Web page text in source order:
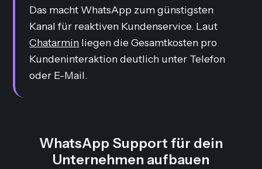
Das macht WhatsApp zum günstigsten
Kanal für reaktiven Kundenservice. Laut
Chatarmin liegen die Gesamtkosten pro
Kundeninteraktion deutlich unter Telefon
oder E-Mail.
WhatsApp Support für dein
Unternehmen aufbauen